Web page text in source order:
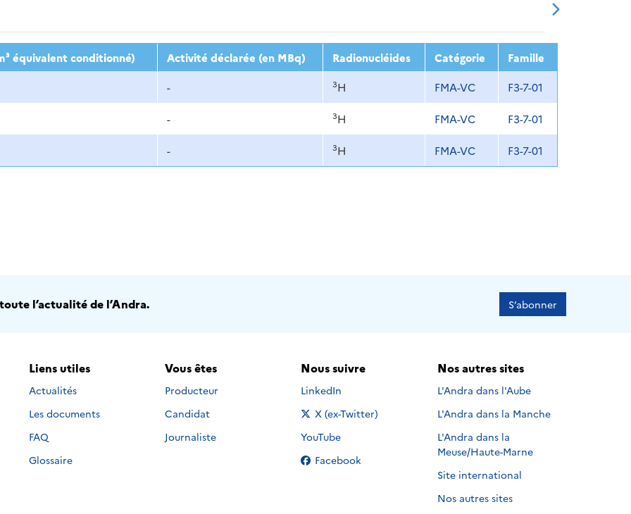
2017 2018 2019 2020 2021 2022 2023
équivalent conditionné) Activité déclarée (en MBq) Radionucléides Catégorie
Famille
-
3H FMA-VC F3-7-01
- 3H FMA-VC F3-7-01
- 3H FMA-VC F3-7-01
l’actualité de l’Andra. S’abonner
Liens utiles
Actualités
Les documents
FAQ
Glossaire
Vous êtes
Producteur
Candidat
Journaliste
Nous suivre
Nous suivre sur
LinkedIn
Nous suivre sur
X (ex-Twitter)
Nous suivre sur
YouTube
Nous suivre sur
Facebook
Nos autres sites
L'Andra dans l'Aube
L'Andra dans la Manche
L'Andra dans la
Meuse/Haute-Marne
Site international
Nos autres sites